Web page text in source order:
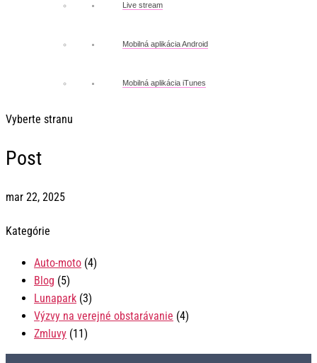
Live stream
Mobilná aplikácia Android
Mobilná aplikácia iTunes
Vyberte stranu
Post
mar 22, 2025
Kategórie
Auto-moto (4)
Blog (5)
Lunapark (3)
Výzvy na verejné obstarávanie (4)
Zmluvy (11)